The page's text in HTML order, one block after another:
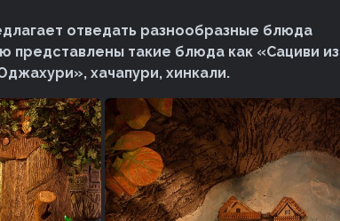
отведать разнообразные блюда
представлены такие блюда как «Сациви из
хачапури, хинкали.